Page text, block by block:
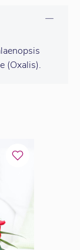
(Oxalis).